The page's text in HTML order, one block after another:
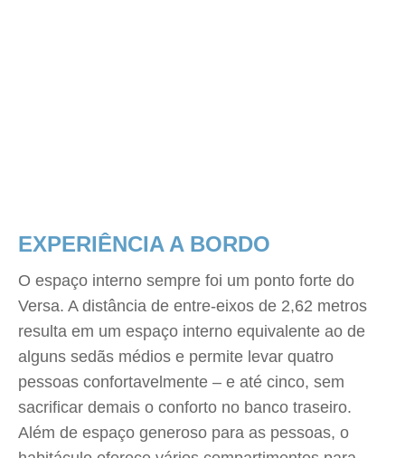
EXPERIÊNCIA A BORDO
O espaço interno sempre foi um ponto forte do
Versa. A distância de entre-eixos de 2,62 metros
resulta em um espaço interno equivalente ao de
alguns sedãs médios e permite levar quatro
pessoas confortavelmente – e até cinco, sem
sacrificar demais o conforto no banco traseiro.
Além de espaço generoso para as pessoas, o